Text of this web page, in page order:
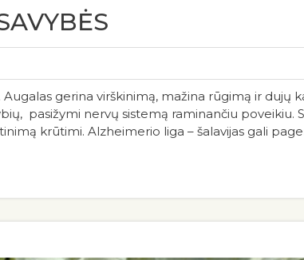
Augalas gerina virškinimą, mažina rūgimą ir dujų
pasižymi nervų sistemą raminančiu poveikiu.
krūtimi. Alzheimerio liga – šalavijas gali